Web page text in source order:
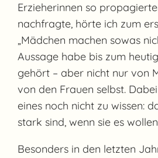
Erzieherinnen so
nachfragte, hörte ich zum
„Mädchen machen sowas
Aussage habe bis zum
gehört – aber nicht nur von
von den Frauen selbst.
eines noch nicht zu wissen:
stark sind, wenn sie es
Besonders in den letzten